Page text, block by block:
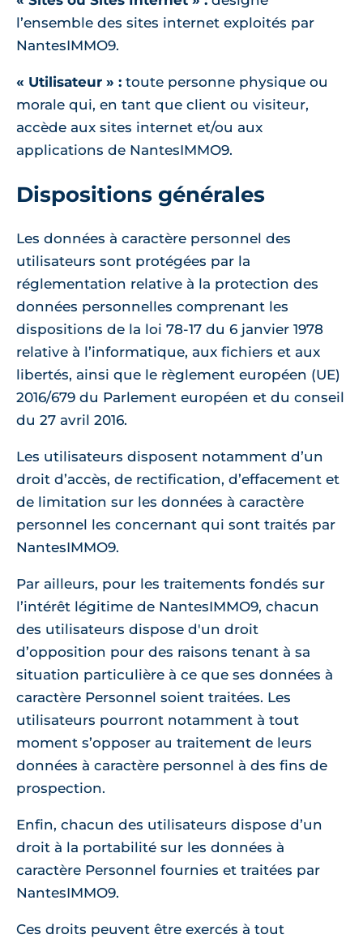
l’ensemble des sites internet exploités par
NantesIMMO9.
« Utilisateur » : toute personne physique ou
morale qui, en tant que client ou visiteur,
accède aux sites internet et/ou aux
applications de NantesIMMO9.
Dispositions générales
Les données à caractère personnel des
utilisateurs sont protégées par la
réglementation relative à la protection des
données personnelles comprenant les
dispositions de la loi 78-17 du 6 janvier 1978
relative à l’informatique, aux fichiers et aux
libertés, ainsi que le règlement européen (UE)
2016/679 du Parlement européen et du conseil
du 27 avril 2016.
Les utilisateurs disposent notamment d’un
droit d’accès, de rectification, d’effacement et
de limitation sur les données à caractère
personnel les concernant qui sont traités par
NantesIMMO9.
Par ailleurs, pour les traitements fondés sur
l’intérêt légitime de NantesIMMO9, chacun
des utilisateurs dispose d'un droit
d’opposition pour des raisons tenant à sa
situation particulière à ce que ses données à
caractère Personnel soient traitées. Les
utilisateurs pourront notamment à tout
moment s’opposer au traitement de leurs
données à caractère personnel à des fins de
prospection.
Enfin, chacun des utilisateurs dispose d’un
droit à la portabilité sur les données à
caractère Personnel fournies et traitées par
NantesIMMO9.
Ces droits peuvent être exercés à tout